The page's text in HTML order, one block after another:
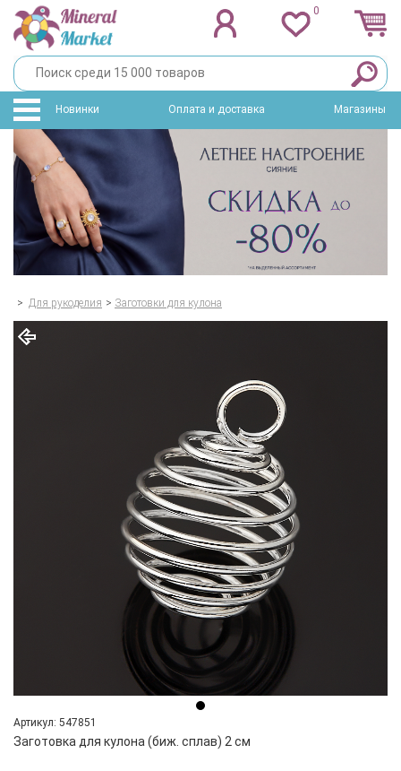
0
Новинки Оплата и доставка Магазины
> Для рукоделия > Заготовки для кулона
Артикул: 547851
Заготовка для кулона (биж. сплав) 2 см